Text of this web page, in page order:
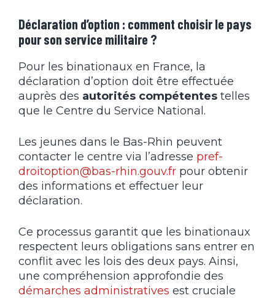
Déclaration d’option : comment choisir le pays
pour son service militaire ?
Pour les binationaux en France, la
déclaration d’option doit être effectuée
auprès des autorités compétentes telles
que le Centre du Service National.
Les jeunes dans le Bas-Rhin peuvent
contacter le centre via l’adresse pref-
droitoption@bas-rhin.gouv.fr pour obtenir
des informations et effectuer leur
déclaration.
Ce processus garantit que les binationaux
respectent leurs obligations sans entrer en
conflit avec les lois des deux pays. Ainsi,
une compréhension approfondie des
démarches administratives est cruciale